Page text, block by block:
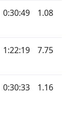
0:30:49 1.08
1:22:19 7.75
0:30:33 1.16